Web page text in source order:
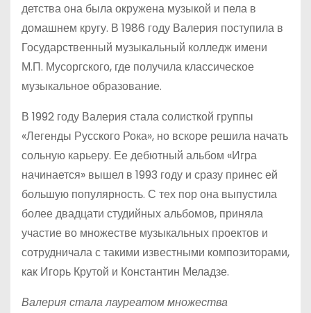
детства она была окружена музыкой и пела в
домашнем кругу. В 1986 году Валерия поступила в
Государственный музыкальный колледж имени
М.П. Мусоргского, где получила классическое
музыкальное образование.
В 1992 году Валерия стала солисткой группы
«Легенды Русского Рока», но вскоре решила начать
сольную карьеру. Ее дебютный альбом «Игра
начинается» вышел в 1993 году и сразу принес ей
большую популярность. С тех пор она выпустила
более двадцати студийных альбомов, приняла
участие во множестве музыкальных проектов и
сотрудничала с такими известными композиторами,
как Игорь Крутой и Константин Меладзе.
Валерия стала лауреатом множества